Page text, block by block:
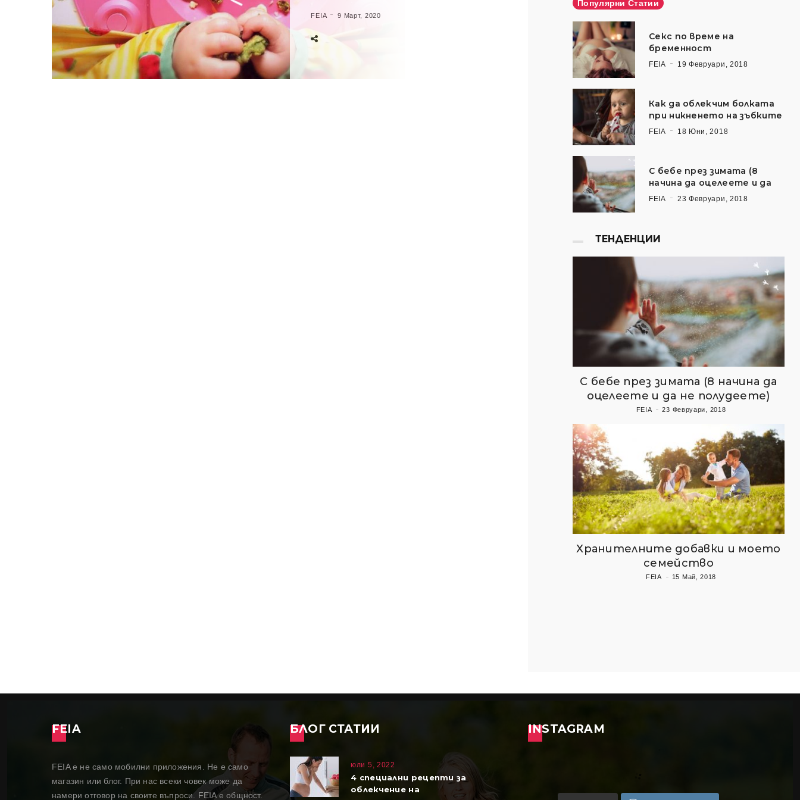
FEIA 9 Март, 2020
Популярни Статии
Секс по време на
бременност
FEIA 19 Февруари, 2018
Как да облекчим болката
при никненето на зъбките
FEIA 18 Юни, 2018
С бебе през зимата (8
начина да оцелеете и да
FEIA 23 Февруари, 2018
ТЕНДЕНЦИИ
С бебе през зимата (8 начина да
оцелеете и да не полудеете)
FEIA 23 Февруари, 2018
Хранителните добавки и моето
семейство
FEIA 15 Май, 2018
FEIA
FEIA е не само мобилни приложения. Не е само
магазин или блог. При нас всеки човек може да
намери отговор на своите въпроси. FEIA е общност.
БЛОГ СТАТИИ
юли 5, 2022
4 специални рецепти за
облекчение на
INSTAGRAM